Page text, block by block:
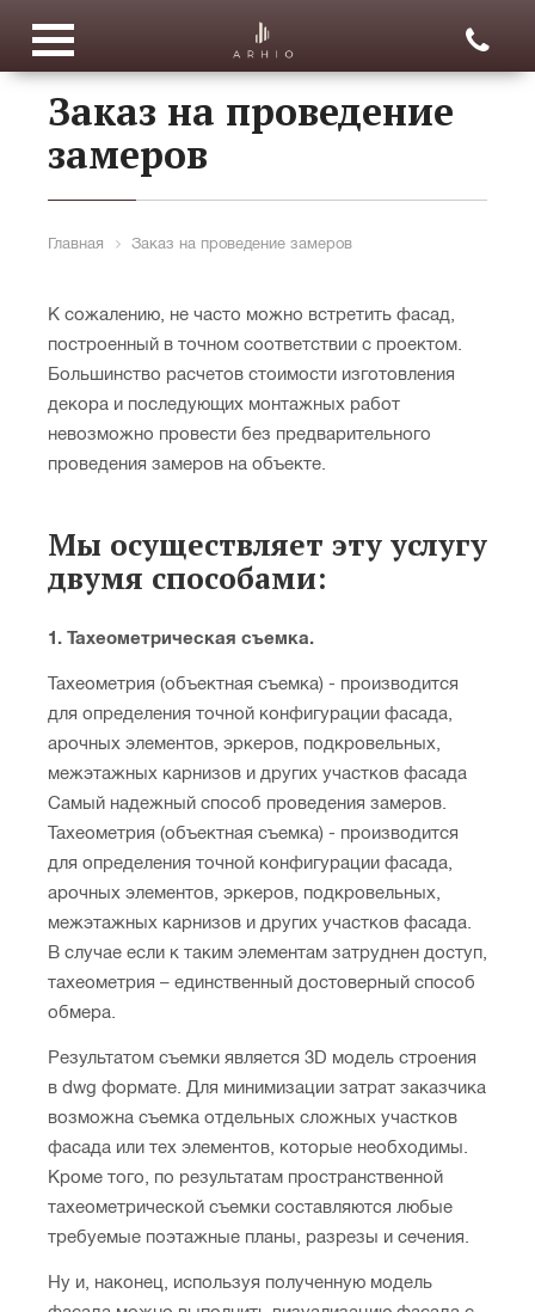
Заказ на проведение
замеров
Главная Заказ на проведение замеров
К сожалению, не часто можно встретить фасад,
построенный в точном соответствии с проектом.
Большинство расчетов стоимости изготовления
декора и последующих монтажных работ
невозможно провести без предварительного
проведения замеров на объекте.
Мы осуществляет эту услугу
двумя способами:
1. Тахеометрическая съемка.
Тахеометрия (объектная съемка) - производится
для определения точной конфигурации фасада,
арочных элементов, эркеров, подкровельных,
межэтажных карнизов и других участков фасада
Самый надежный способ проведения замеров.
Тахеометрия (объектная съемка) - производится
для определения точной конфигурации фасада,
арочных элементов, эркеров, подкровельных,
межэтажных карнизов и других участков фасада.
В случае если к таким элементам затруднен доступ,
тахеометрия – единственный достоверный способ
обмера.
Результатом съемки является 3D модель строения
в dwg формате. Для минимизации затрат заказчика
возможна съемка отдельных сложных участков
фасада или тех элементов, которые необходимы.
Кроме того, по результатам пространственной
тахеометрической съемки составляются любые
требуемые поэтажные планы, разрезы и сечения.
Ну и, наконец, используя полученную модель